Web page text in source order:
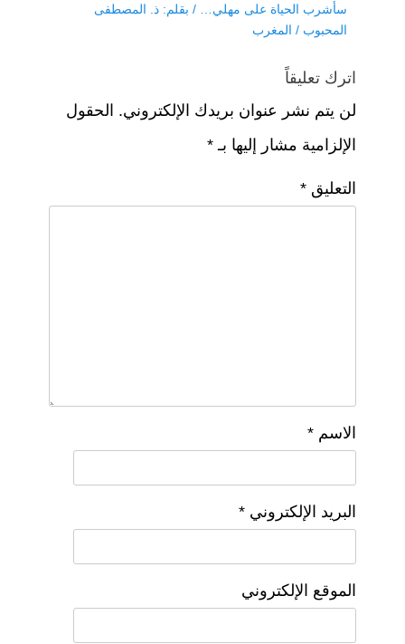
kNext
post:
سأشرب الحياة على مهلي… / بقلم: ذ. المصطفى
المحبوب / المغرب
اترك تعليقاً
لن يتم نشر عنوان بريدك الإلكتروني. الحقول
الإلزامية مشار إليها بـ *
التعليق *
الاسم *
البريد الإلكتروني *
الموقع الإلكتروني